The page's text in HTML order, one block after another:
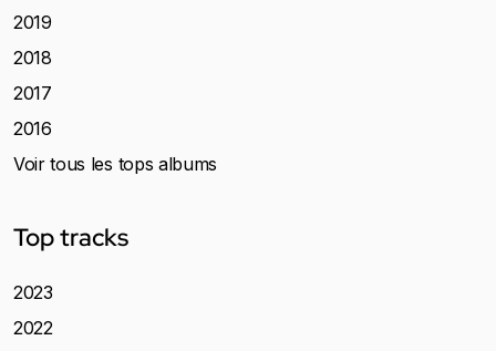
2019
2018
2017
2016
Voir tous les tops albums
Top tracks
2023
2022